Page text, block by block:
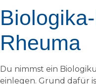
Rheuma
Du nimmst ein
einlegen. Grund dafür